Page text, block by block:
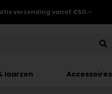
verzending vanaf €50.-
laarzen Accessoires